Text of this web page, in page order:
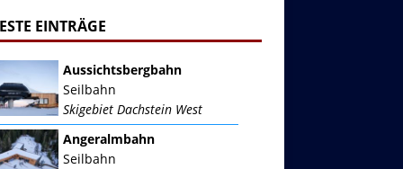
EINTRÄGE
Aussichtsbergbahn
Seilbahn
Skigebiet Dachstein West
Angeralmbahn
Seilbahn